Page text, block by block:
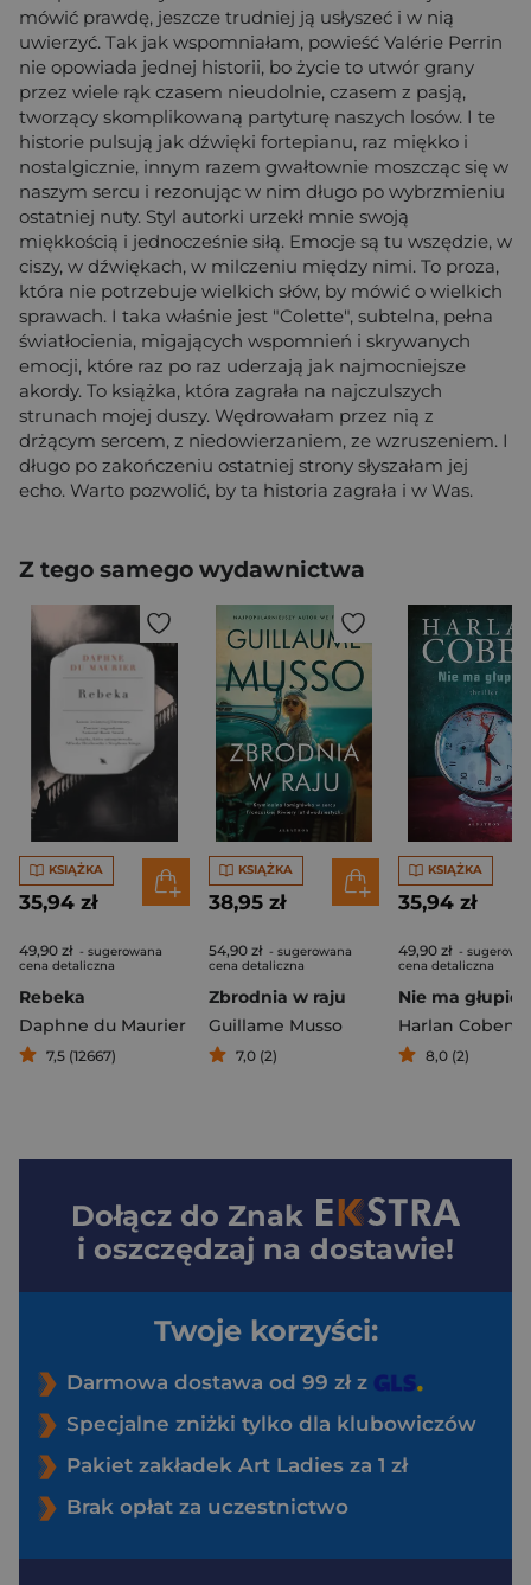
mówić prawdę, jeszcze trudniej ją usłyszeć i w nią
uwierzyć. Tak jak wspomniałam, powieść Valérie Perrin
nie opowiada jednej historii, bo życie to utwór grany
przez wiele rąk czasem nieudolnie, czasem z pasją,
tworzący skomplikowaną partyturę naszych losów. I te
historie pulsują jak dźwięki fortepianu, raz miękko i
nostalgicznie, innym razem gwałtownie moszcząc się w
naszym sercu i rezonując w nim długo po wybrzmieniu
ostatniej nuty. Styl autorki urzekł mnie swoją
miękkością i jednocześnie siłą. Emocje są tu wszędzie, w
ciszy, w dźwiękach, w milczeniu między nimi. To proza,
która nie potrzebuje wielkich słów, by mówić o wielkich
sprawach. I taka właśnie jest "Colette", subtelna, pełna
światłocienia, migających wspomnień i skrywanych
emocji, które raz po raz uderzają jak najmocniejsze
akordy. To książka, która zagrała na najczulszych
strunach mojej duszy. Wędrowałam przez nią z
drżącym sercem, z niedowierzaniem, ze wzruszeniem. I
długo po zakończeniu ostatniej strony słyszałam jej
echo. Warto pozwolić, by ta historia zagrała i w Was.
Z tego samego wydawnictwa
KSIĄŻKA
35,94 zł
49,90 zł - sugerowana
cena detaliczna
Rebeka
Daphne du Maurier
7,5 (12667)
KSIĄŻKA
38,95 zł
54,90 zł - sugerowana
cena detaliczna
Zbrodnia w raju
Guillame Musso
7,0 (2)
KSIĄŻKA
35,94 zł
49,90 zł -
cena detaliczna
Harlan Coben
8,0 (2)
Dołącz do Znak
i oszczędzaj na dostawie!
Twoje korzyści:
Darmowa dostawa od 99 zł z
Specjalne zniżki tylko dla klubowiczów
Pakiet zakładek Art Ladies za 1 zł
Brak opłat za uczestnictwo